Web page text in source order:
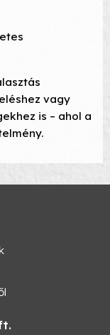
vagy
is – ahol a